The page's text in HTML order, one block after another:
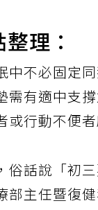
理：
中不必固定
需有適中支
或行動不便
俗話說「初
部主任暨復